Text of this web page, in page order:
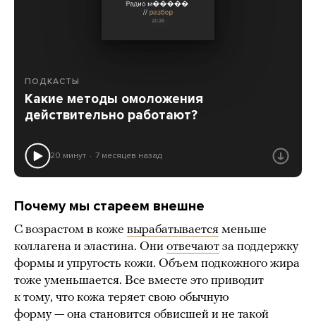
ПОДКАСТЫ
Какие методы омоложения
действительно работают?
20 минут 7 месяцев назад
Почему мы стареем внешне
С возрастом в коже вырабатывается меньше
коллагена и эластина. Они отвечают за поддержку
формы и упругость кожи. Объем подкожного жира
тоже уменьшается. Все вместе это приводит
к тому, что кожа теряет свою обычную
форму — она становится обвисшей и не такой